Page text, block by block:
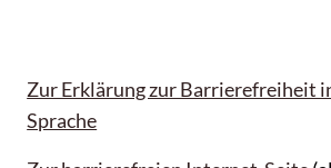
Zur Erklärung zur Barrierefreiheit
Sprache